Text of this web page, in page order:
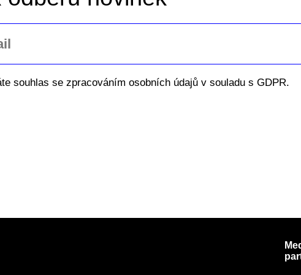
souhlas se zpracováním osobních údajů v souladu s GDPR.